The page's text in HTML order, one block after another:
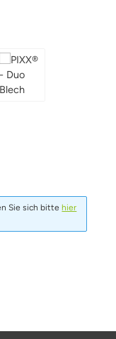
Sie sich bitte hier